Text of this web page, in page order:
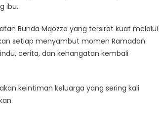
ibu.
Bunda Mqozza yang tersirat kuat melalui
setiap menyambut momen Ramadan.
cerita, dan kehangatan kembali
keintiman keluarga yang sering kali